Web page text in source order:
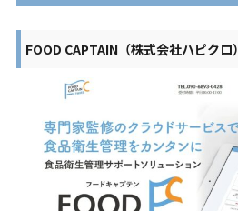
FOOD CAPTAIN（株式会社ハピクロ）